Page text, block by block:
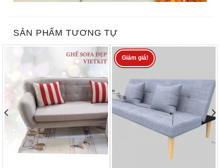
SẢN PHẨM TƯƠNG TỰ
Giảm giá!